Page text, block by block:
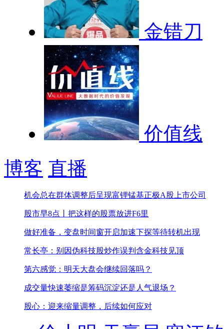
金错刀
价值线
博客 直播
机会总在群体调整后呈现富锂锰基正极A股上市公司
股市早8点丨把这样的股票放进F6里
做好准备，变盘时间窗开启加速下探等待转机出现
常长亭：别因伪科技股炒作误判含金科技见顶
第六感觉：明天大盘会继续回落吗？
成交量快速萎缩是筹码沉淀还是人气退场？
股心：迎来缩量调整，后续如何应对